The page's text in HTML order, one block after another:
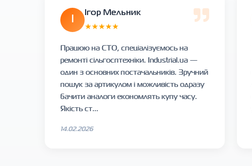
Ігор Мельник
★★★★★
Працюю на СТО, спеціалізуємось на
ремонті сільгосптехніки. Industrial.ua —
один з основних постачальників. Зручний
пошук за артикулом і можливість одразу
бачити аналоги економлять купу часу.
Якість ст...
14.02.2026